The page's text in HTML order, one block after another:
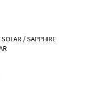
/ SAPPHIRE